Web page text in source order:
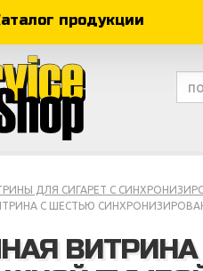
продукции
ДЛЯ СИГАРЕТ С
С ШЕСТЬЮ